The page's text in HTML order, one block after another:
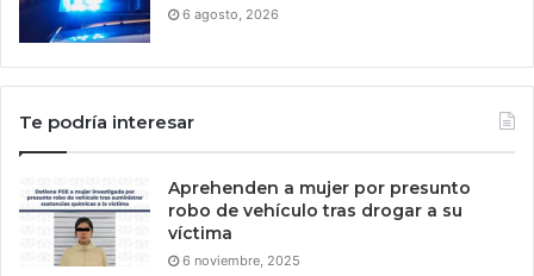
6 agosto, 2026
Te podría interesar
Aprehenden a mujer por presunto
robo de vehículo tras drogar a su
víctima
6 noviembre, 2025